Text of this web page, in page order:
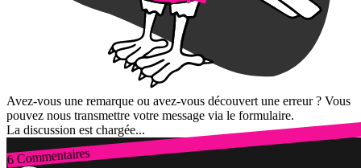
Avez-vous une remarque ou avez-vous découvert une erreur ? Vous
pouvez nous transmettre votre message via le formulaire.
La discussion est chargée...
6 Commentaires
Connexion